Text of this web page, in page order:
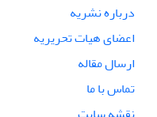
درباره نشریه
اعضای هیات تحریریه
ارسال مقاله
تماس با ما